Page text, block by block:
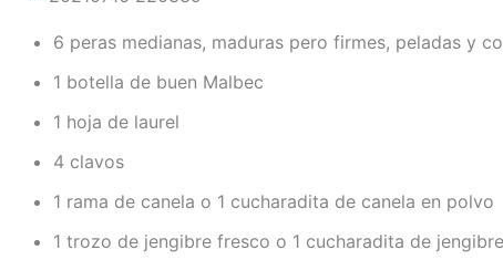
6 peras medianas, maduras pero firmes, peladas y
1 botella de buen Malbec
1 hoja de laurel
4 clavos
1 rama de canela o 1 cucharadita de canela en polvo
1 trozo de jengibre fresco o 1 cucharadita de